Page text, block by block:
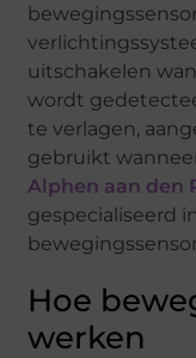
uitschakelen
wordt
te verlagen,
gebruikt
Alphen aan den
gespecialiseerd
Hoe
werken